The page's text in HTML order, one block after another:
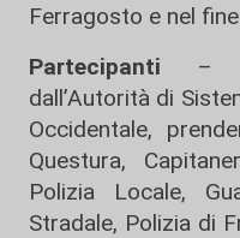
Ferragosto e nel
Partecipanti –
dall’Autorità di
Occidentale,
Questura,
Polizia Locale,
Stradale, Polizia di